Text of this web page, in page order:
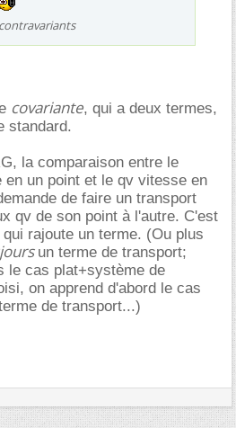
covariante, qui a deux termes,
standard.
la comparaison entre le
un point et le qv vitesse en
de faire un transport
qv de son point à l'autre. C'est
rajoute un terme. (Ou plus
un terme de transport;
le cas plat+système de
on apprend d'abord le cas
de transport...)